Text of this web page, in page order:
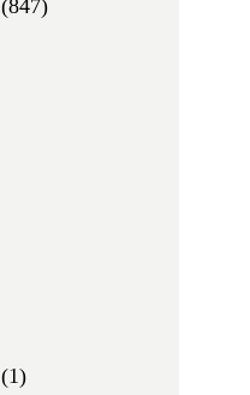
(847)
(1)